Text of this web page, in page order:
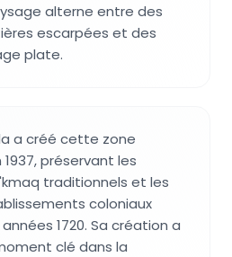
alterne entre des
escarpées et des
plate.
a créé cette zone
préservant les
traditionnels et les
coloniaux
1720. Sa création a
clé dans la